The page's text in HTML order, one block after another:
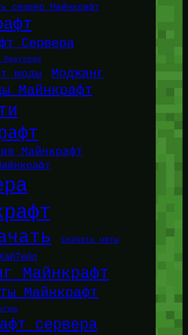
сервер Майнкрафт
Сервера
моды Моджанг
Майнкрафт
Майнкрафт
Скачать читы
Майнкрафт
Майнкрафт
сервера